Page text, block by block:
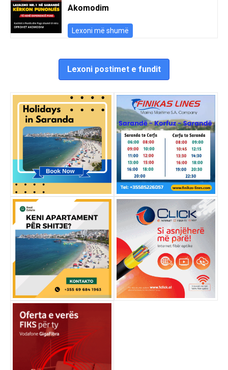
Akomodim
Lexoni më shumë
Lexoni postimet e fundit